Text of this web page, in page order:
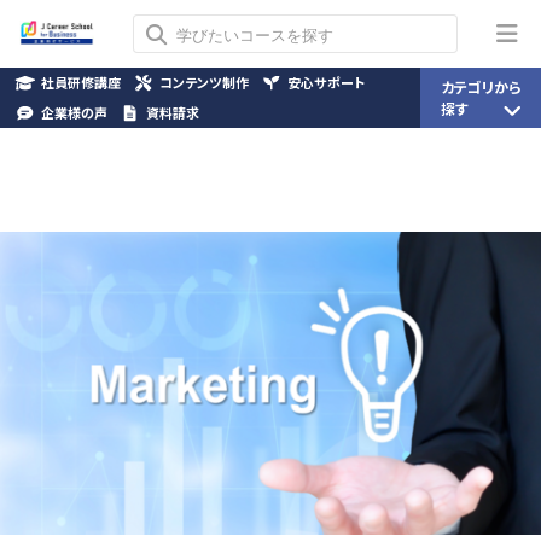
社員研修講座 コンテンツ制作
安心サポート
企業様の声
資料請求
カテゴリから
探す